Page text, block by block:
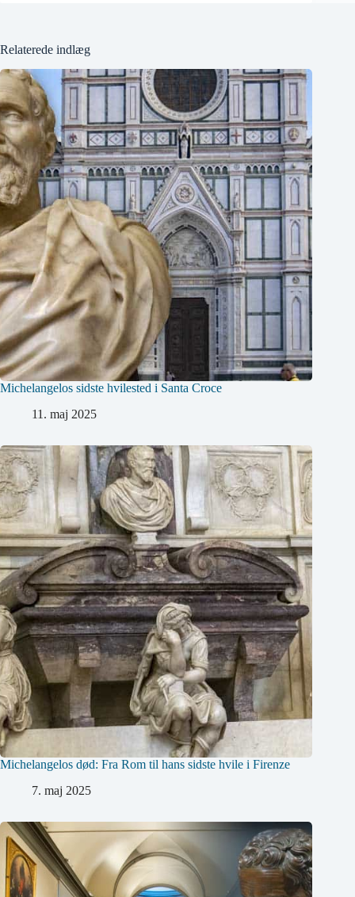
Relaterede indlæg
Michelangelos sidste hvilested i Santa Croce
11. maj 2025
Michelangelos død: Fra Rom til hans sidste hvile i Firenze
7. maj 2025